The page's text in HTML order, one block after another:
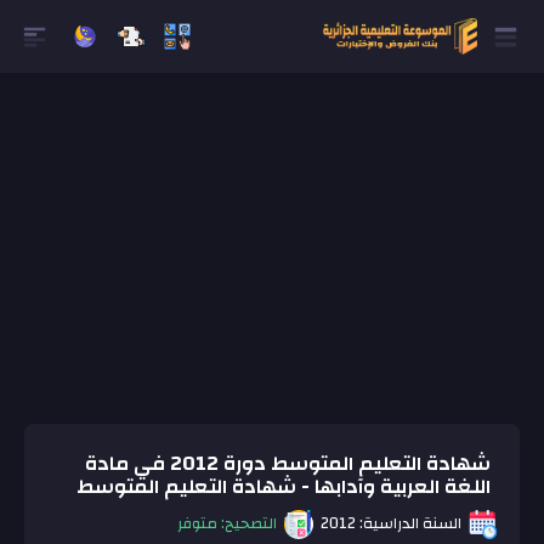
شهادة التعليم المتوسط دورة 2012 في مادة
اللغة العربية وآدابها - شهادة التعليم المتوسط
السنة الدراسية: 2012 التصحيح: متوفر